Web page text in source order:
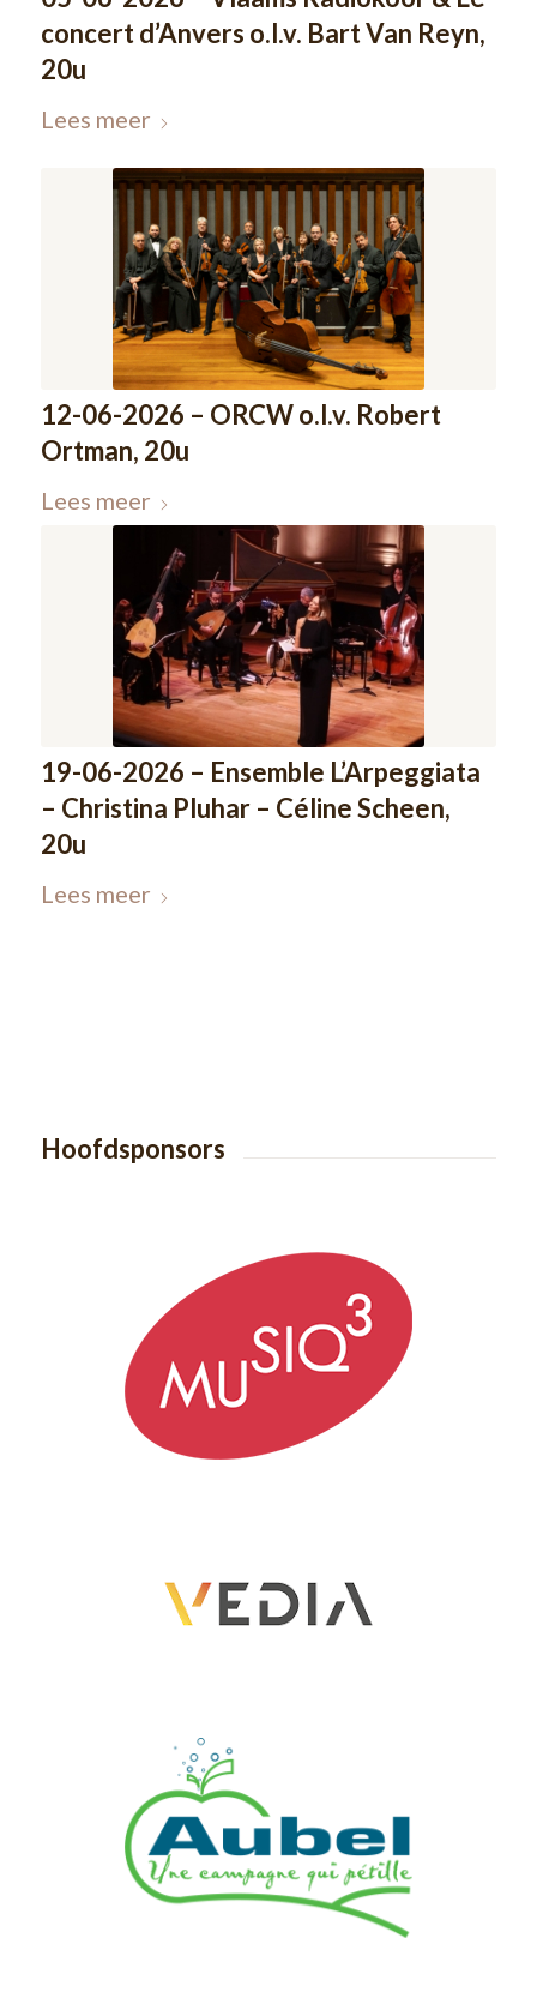
concert d’Anvers o.l.v. Bart Van Reyn,
20u
Lees meer
12-06-2026 – ORCW o.l.v. Robert
Ortman, 20u
Lees meer
19-06-2026 – Ensemble L’Arpeggiata
– Christina Pluhar – Céline Scheen,
20u
Lees meer
Hoofdsponsors